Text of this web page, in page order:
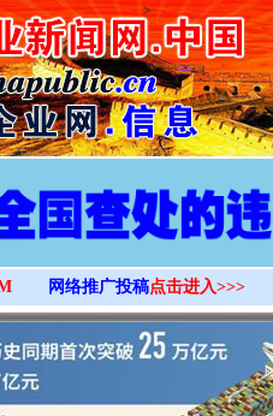
>
网络推广投稿点击进入>>>